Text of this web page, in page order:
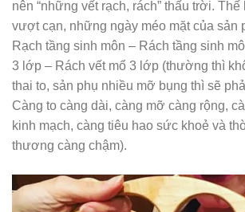
nên “những vết rạch, rách” thấu trời.
vượt cạn, những ngày méo mặt của sản
Rạch tầng sinh môn – Rách tầng sinh
3 lớp – Rách vết mổ 3 lớp (thường thì
thai to, sản phụ nhiều mỡ bụng thì sẽ
Càng to càng dài, càng mỡ càng rộng,
kinh mạch, càng tiêu hao sức khoẻ và
thương càng chậm).